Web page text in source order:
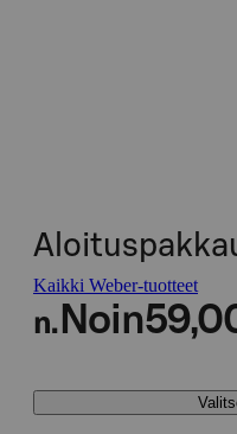
Kaikki Weber-tuotteet
n. Noin